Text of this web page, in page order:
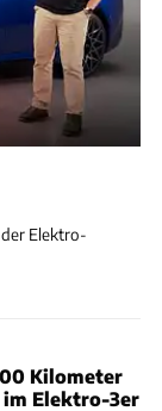
Elektro-
Kilometer
im Elektro-3er